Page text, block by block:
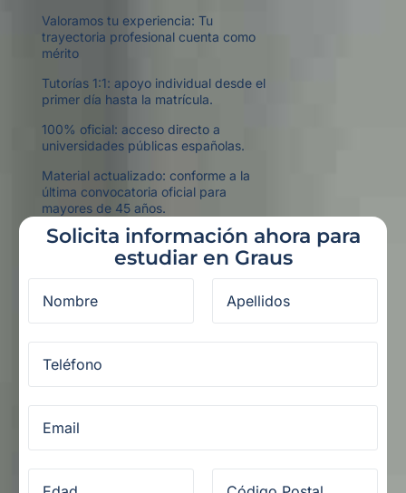
Valoramos tu experiencia: Tu
trayectoria profesional cuenta como
mérito
Tutorías 1:1: apoyo individual desde el
primer día hasta la matrícula.
100% oficial: acceso directo a
universidades públicas españolas.
Material actualizado: conforme a la
última convocatoria oficial para
mayores de 45 años.
Solicita información ahora para
estudiar en Graus